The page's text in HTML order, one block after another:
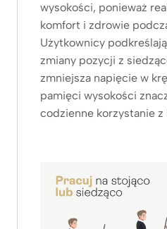
wysokości, ponieważ
komfort i zdrowie
Użytkownicy
zmiany pozycji z
zmniejsza napięcie w
pamięci wysokości
codzienne korzystanie z